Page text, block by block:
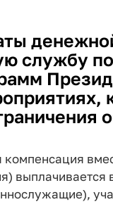
службу